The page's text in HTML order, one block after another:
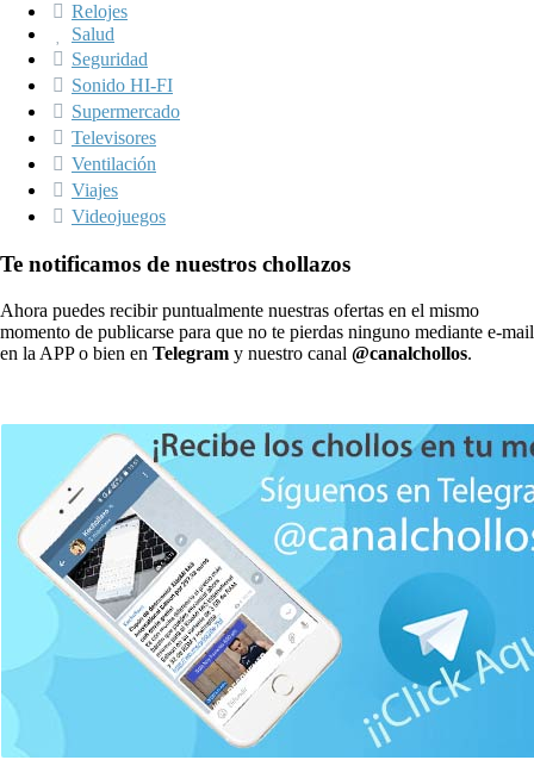
Relojes
Salud
Seguridad
Sonido HI-FI
Supermercado
Televisores
Ventilación
Viajes
Videojuegos
Te notificamos de nuestros chollazos
Ahora puedes recibir puntualmente nuestras ofertas en el mismo
momento de publicarse para que no te pierdas ninguno mediante e-mail
en la APP o bien en Telegram y nuestro canal @canalchollos.